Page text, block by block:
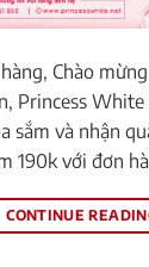
Chào
Princess
sắm và nhận
190k với đơn
CONTINUE